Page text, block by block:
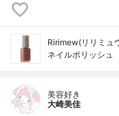
Ririmew(リリミュ
ネイルポリッシュ
美容好き
大崎美佳